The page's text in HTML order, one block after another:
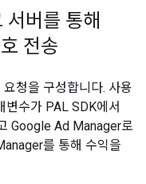
버를 통해
전송
청을 구성합니다. 사용
변수가 PAL SDK에서
Google Ad Manager로
를 통해 수익을